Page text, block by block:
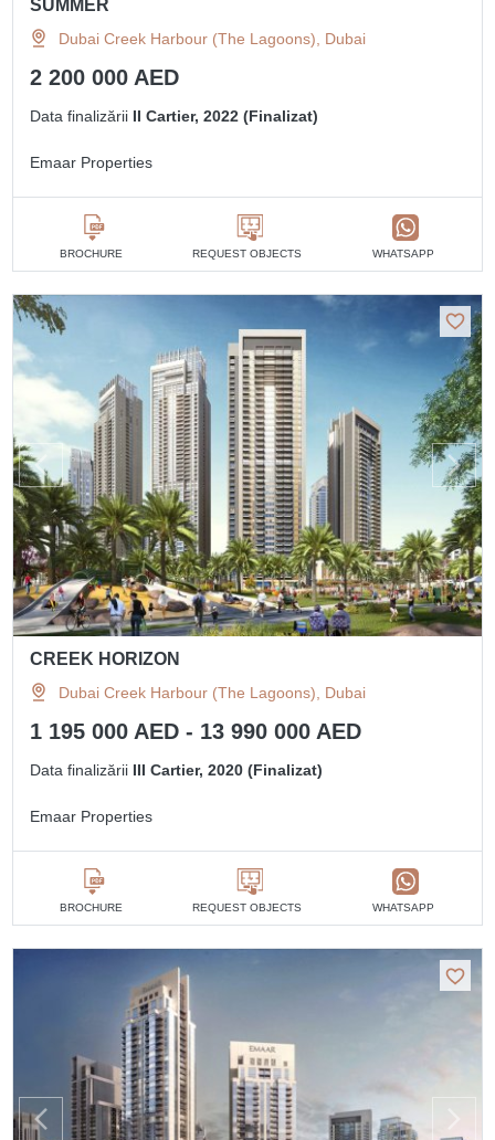
SUMMER
Dubai Creek Harbour (The Lagoons), Dubai
2 200 000 AED
Data finalizării II Cartier, 2022 (Finalizat)
Emaar Properties
BROCHURE REQUEST OBJECTS WHATSAPP
CREEK HORIZON
Dubai Creek Harbour (The Lagoons), Dubai
1 195 000 AED - 13 990 000 AED
Data finalizării III Cartier, 2020 (Finalizat)
Emaar Properties
BROCHURE REQUEST OBJECTS WHATSAPP